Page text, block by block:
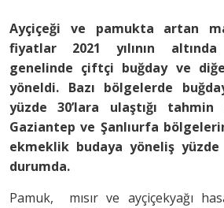
Ayçiçeği ve pamukta artan
fiyatlar 2021 yılının
genelinde çiftçi buğday ve
yöneldi. Bazı bölgelerde
yüzde 30’lara ulaştığı
Gaziantep ve Şanlıurfa
ekmeklik budaya yöneliş yüzde
durumda.
Pamuk, mısır ve ayçiçekyağı